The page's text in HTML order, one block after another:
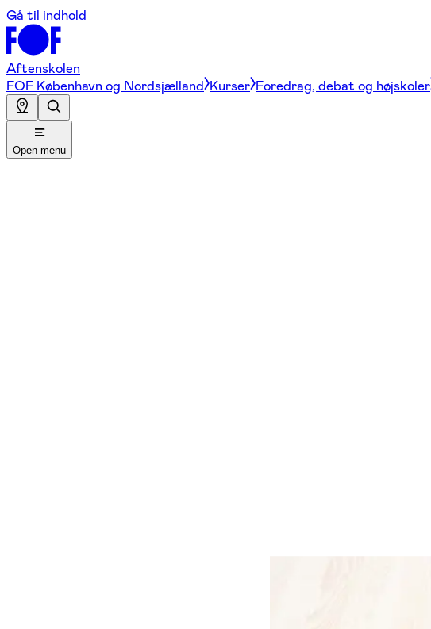
Gå til indhold
Aftenskolen
FOF København og Nordsjælland Kurser Foredrag, debat og højskoler
Open menu